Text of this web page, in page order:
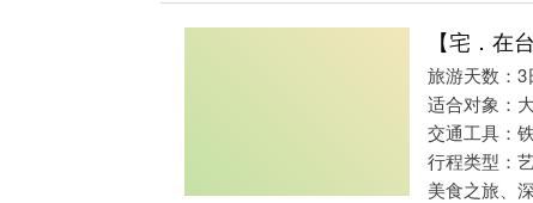
【宅．在
旅游天数：3
适合对象：
交通工具：
行程类型：
美食之旅、